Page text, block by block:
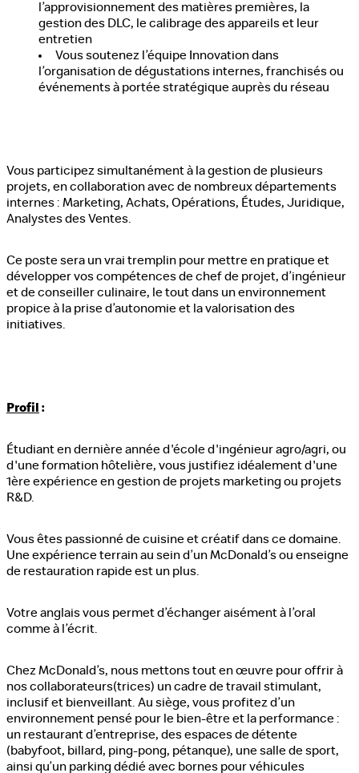
l’approvisionnement des matières premières, la
gestion des DLC, le calibrage des appareils et leur
entretien
Vous soutenez l’équipe Innovation dans
l’organisation de dégustations internes, franchisés ou
événements à portée stratégique auprès du réseau
Vous participez simultanément à la gestion de plusieurs
projets, en collaboration avec de nombreux départements
internes : Marketing, Achats, Opérations, Études, Juridique,
Analystes des Ventes.
Ce poste sera un vrai tremplin pour mettre en pratique et
développer vos compétences de chef de projet, d’ingénieur
et de conseiller culinaire, le tout dans un environnement
propice à la prise d’autonomie et la valorisation des
initiatives.
Profil :
Étudiant en dernière année d'école d'ingénieur agro/agri, ou
d'une formation hôtelière, vous justifiez idéalement d'une
1ère expérience en gestion de projets marketing ou projets
R&D.
Vous êtes passionné de cuisine et créatif dans ce domaine.
Une expérience terrain au sein d’un McDonald’s ou enseigne
de restauration rapide est un plus.
Votre anglais vous permet d’échanger aisément à l’oral
comme à l’écrit.
Chez McDonald’s, nous mettons tout en œuvre pour offrir à
nos collaborateurs(trices) un cadre de travail stimulant,
inclusif et bienveillant. Au siège, vous profitez d’un
environnement pensé pour le bien-être et la performance :
un restaurant d’entreprise, des espaces de détente
(babyfoot, billard, ping-pong, pétanque), une salle de sport,
ainsi qu’un parking dédié avec bornes pour véhicules